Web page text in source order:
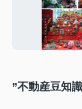
”不動産豆知